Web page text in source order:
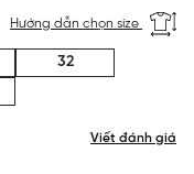
Viết đánh giá
Hướng dẫn chọn size
32